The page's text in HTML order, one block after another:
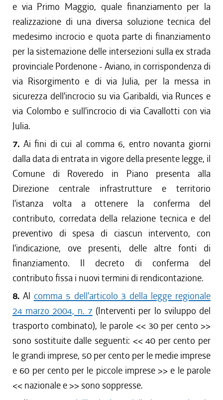
e via Primo Maggio, quale finanziamento per la
realizzazione di una diversa soluzione tecnica del
medesimo incrocio e quota parte di finanziamento
per la sistemazione delle intersezioni sulla ex strada
provinciale Pordenone - Aviano, in corrispondenza di
via Risorgimento e di via Julia, per la messa in
sicurezza dell'incrocio su via Garibaldi, via Runces e
via Colombo e sull'incrocio di via Cavallotti con via
Julia.
7. Ai fini di cui al comma 6, entro novanta giorni
dalla data di entrata in vigore della presente legge, il
Comune di Roveredo in Piano presenta alla
Direzione centrale infrastrutture e territorio
l'istanza volta a ottenere la conferma del
contributo, corredata della relazione tecnica e del
preventivo di spesa di ciascun intervento, con
l'indicazione, ove presenti, delle altre fonti di
finanziamento. Il decreto di conferma del
contributo fissa i nuovi termini di rendicontazione.
8. Al comma 5 dell'articolo 3 della legge regionale
24 marzo 2004, n. 7 (Interventi per lo sviluppo del
trasporto combinato), le parole << 30 per cento >>
sono sostituite dalle seguenti: <<40 per cento per
le grandi imprese, 50 per cento per le medie imprese
e 60 per cento per le piccole imprese>> e le parole
<< nazionale e>> sono soppresse.